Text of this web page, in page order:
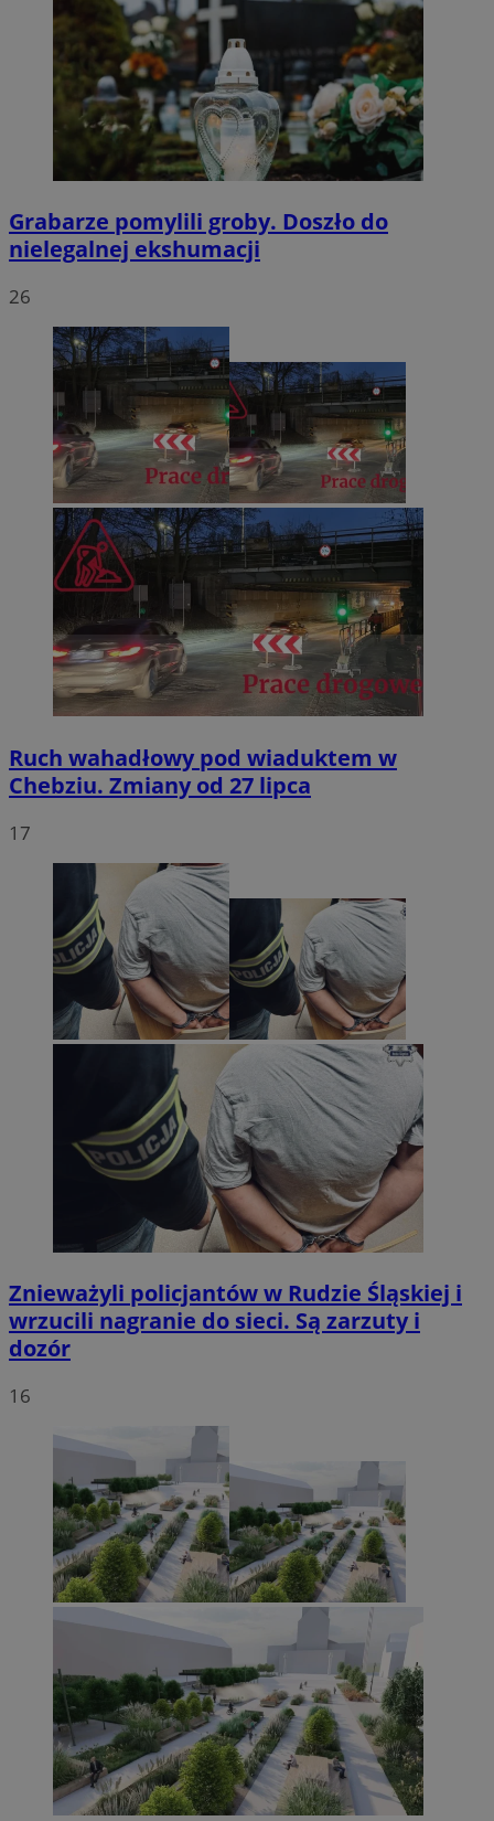
Grabarze pomylili groby. Doszło do
nielegalnej ekshumacji
26
Ruch wahadłowy pod wiaduktem w
Chebziu. Zmiany od 27 lipca
17
Znieważyli policjantów w Rudzie Śląskiej i
wrzucili nagranie do sieci. Są zarzuty i
dozór
16